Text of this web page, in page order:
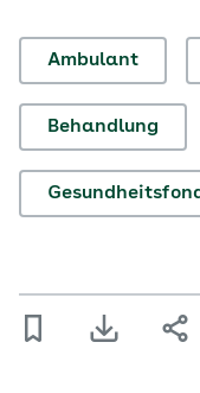
Ambulant
Behandlung